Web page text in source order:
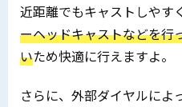
近距離でもキャストしやすく
ーヘッドキャストなどを行
いため快適に行えますよ。
さらに、外部ダイヤルによ